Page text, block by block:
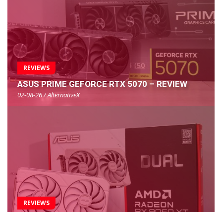
REVIEWS
ASUS PRIME GEFORCE RTX 5070 – REVIEW
02-08-26 / AlternativeX
REVIEWS